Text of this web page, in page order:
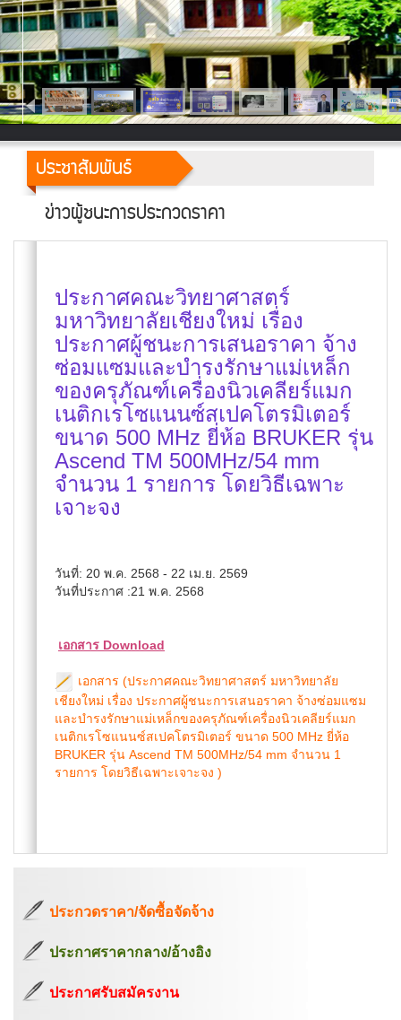
ประชาสัมพันธ์
ข่าวผู้ชนะการประกวดราคา
ประกาศคณะวิทยาศาสตร์
มหาวิทยาลัยเชียงใหม่ เรื่อง
ประกาศผู้ชนะการเสนอราคา จ้าง
ซ่อมแซมและบำรงรักษาแม่เหล็ก
ของครุภัณฑ์เครื่องนิวเคลียร์แมก
เนติกเรโซแนนซ์สเปคโตรมิเตอร์
ขนาด 500 MHz ยี่ห้อ BRUKER รุ่น
Ascend TM 500MHz/54 mm
จำนวน 1 รายการ โดยวิธีเฉพาะ
เจาะจง
วันที่: 20 พ.ค. 2568 - 22 เม.ย. 2569
วันที่ประกาศ :21 พ.ค. 2568
เอกสาร Download
เอกสาร (ประกาศคณะวิทยาศาสตร์ มหาวิทยาลัย
เชียงใหม่ เรื่อง ประกาศผู้ชนะการเสนอราคา จ้างซ่อมแซม
และบำรงรักษาแม่เหล็กของครุภัณฑ์เครื่องนิวเคลียร์แมก
เนติกเรโซแนนซ์สเปคโตรมิเตอร์ ขนาด 500 MHz ยี่ห้อ
BRUKER รุ่น Ascend TM 500MHz/54 mm จำนวน 1
รายการ โดยวิธีเฉพาะเจาะจง )
ประกวดราคา/จัดซื้อจัดจ้าง
ประกาศราคากลาง/อ้างอิง
ประกาศรับสมัครงาน